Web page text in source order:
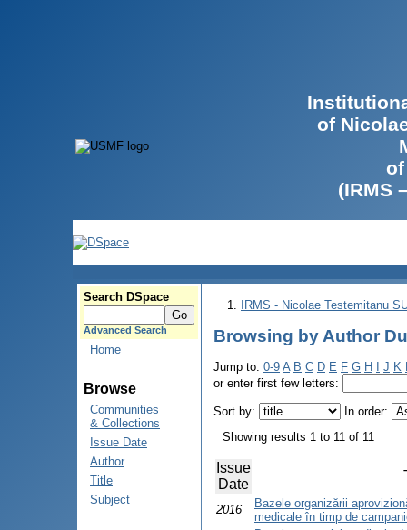
of
(IRMS
Search DSpace
Advanced Search
Home
Browse
Communities
& Collections
Issue Date
Author
Title
Subject
IRMS - Nicolae Testemitanu
Browsing by Author
Jump to: 0-9 A B C D E F G H J K
or enter first few letters:
Sort by:
In order:
Showing results 1 to 11 of 11
Issue
Date
2016
Bazele organizării
medicale în timp de